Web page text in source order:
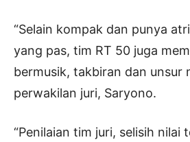
“Selain kompak dan punya
yang pas, tim RT 50 juga
bermusik, takbiran dan unsur
perwakilan juri, Saryono.
“Penilaian tim juri, selisih nilai